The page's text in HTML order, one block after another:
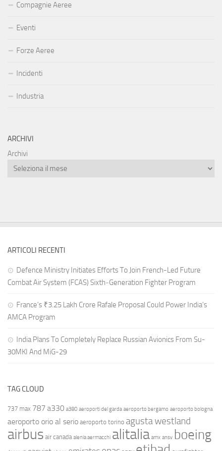
Compagnie Aeree
Eventi
Forze Aeree
Incidenti
Industria
ARCHIVI
Archivi
ARTICOLI RECENTI
Defence Ministry Initiates Efforts To Join French-Led Future
Combat Air System (FCAS) Sixth‑Generation Fighter Program
France’s ₹3.25 Lakh Crore Rafale Proposal Could Power India’s
AMCA Program
India Plans To Completely Replace Russian Avionics From Su-
30MKI And MiG-29
TAG CLOUD
737 max 787 a330 a380 aeroporti del garda aeroporto bergamo aeroporto bologna
aeroporto orio al serio aeroporto torino agusta westland
airbus air canada alenia aermacchi alitalia amx ansv boeing